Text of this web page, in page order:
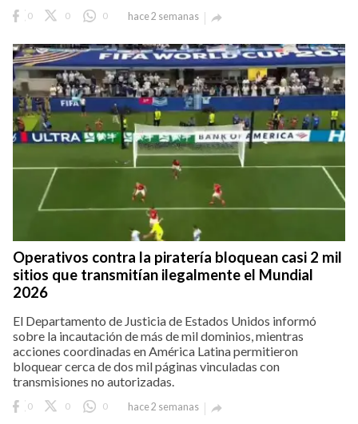
0 0 0 hace 2 semanas 
Operativos contra la piratería bloquean casi 2 mil
sitios que transmitían ilegalmente el Mundial
2026
El Departamento de Justicia de Estados Unidos informó
sobre la incautación de más de mil dominios, mientras
acciones coordinadas en América Latina permitieron
bloquear cerca de dos mil páginas vinculadas con
transmisiones no autorizadas.
0 0 0 hace 2 semanas 